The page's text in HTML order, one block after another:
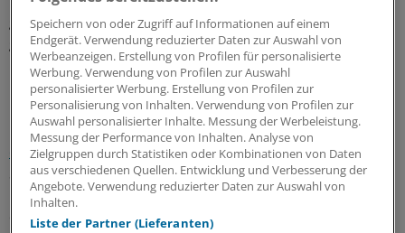
generelle tarifvertragliche Regelung ablösen. Der jetzt
gefundene Kompromiss ist zunächst bis Ende 2020
befristet. Der Hauptpersonalrat muss dem Vorschlag
noch zustimmen.
Berlin fehlt es –wie anderen Bundesländern auch – im
öffentlichen Dienst an ärztlichem Fachpersonal.55
Stellen waren allein im ÖGD im Oktober 2017 nicht
besetzt. Grund dafür sind vor allem die Gehälter, die von
der Stadt gezahlt werden.
Speichern von oder Zugriff auf Informationen auf einem
Endgerät. Verwendung reduzierter Daten zur Auswahl von
Werbeanzeigen. Erstellung von Profilen für personalisierte
Werbung. Verwendung von Profilen zur Auswahl
personalisierter Werbung. Erstellung von Profilen zur
Personalisierung von Inhalten. Verwendung von Profilen zur
Auswahl personalisierter Inhalte. Messung der Werbeleistung.
Messung der Performance von Inhalten. Analyse von
Zielgruppen durch Statistiken oder Kombinationen von Daten
aus verschiedenen Quellen. Entwicklung und Verbesserung der
Angebote. Verwendung reduzierter Daten zur Auswahl von
Inhalten.
Liste der Partner (Lieferanten)